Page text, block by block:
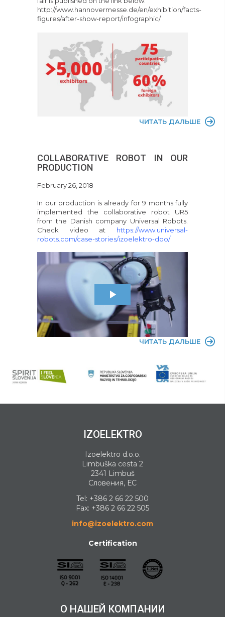
http://www.hannovermesse.de/en/exhibition/facts-
figures/after-show-report/infographic/
ЧИТАТЬ ДАЛЬШЕ
COLLABORATIVE ROBOT IN OUR
PRODUCTION
February 26, 2018
In our production is already for 9 months fully
implemented the collaborative robot UR5
from the Danish company Universal Robots.
Check video at https://www.universal-
robots.com/case-stories/izoelektro-doo/
ЧИТАТЬ ДАЛЬШЕ
IZOELEKTRO
Izoelektro d.o.o.
Limbuška cesta 2
2341 Limbuš
Словения, ЕС
Tel: +386 2 66 22 500
Fax: +386 2 66 22 505
info@izoelektro.com
Certification
О НАШЕЙ КОМПАНИИ